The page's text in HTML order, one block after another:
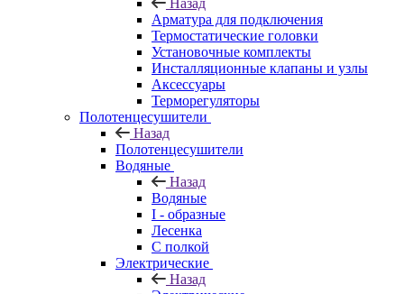
Назад
Арматура для подключения
Термостатические головки
Установочные комплекты
Инсталляционные клапаны и узлы
Аксессуары
Терморегуляторы
Полотенцесушители
Назад
Полотенцесушители
Водяные
Назад
Водяные
I - образные
Лесенка
С полкой
Электрические
Назад